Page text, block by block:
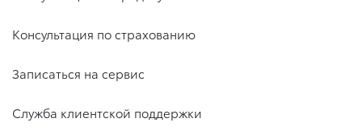
Консультация по страхованию
Записаться на сервис
Служба клиентской поддержки